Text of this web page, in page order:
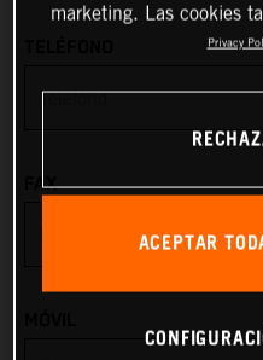
Antigua & Barbuda
FAX
marketing. Las cookies
Privacy
ACEPTAR